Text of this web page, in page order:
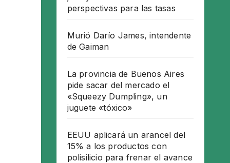
perspectivas para las tasas
Murió Darío James, intendente
de Gaiman
La provincia de Buenos Aires
pide sacar del mercado el
«Squeezy Dumpling», un
juguete «tóxico»
EEUU aplicará un arancel del
15% a los productos con
polisilicio para frenar el avance